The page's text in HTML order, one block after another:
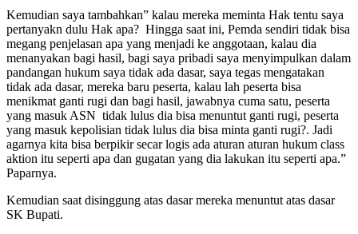
Kemudian saya tambahkan” kalau mereka meminta Hak tentu saya
pertanyakn dulu Hak apa? Hingga saat ini, Pemda sendiri tidak bisa
megang penjelasan apa yang menjadi ke anggotaan, kalau dia
menanyakan bagi hasil, bagi saya pribadi saya menyimpulkan dalam
pandangan hukum saya tidak ada dasar, saya tegas mengatakan
tidak ada dasar, mereka baru peserta, kalau lah peserta bisa
menikmat ganti rugi dan bagi hasil, jawabnya cuma satu, peserta
yang masuk ASN tidak lulus dia bisa menuntut ganti rugi, peserta
yang masuk kepolisian tidak lulus dia bisa minta ganti rugi?. Jadi
agarnya kita bisa berpikir secar logis ada aturan aturan hukum class
aktion itu seperti apa dan gugatan yang dia lakukan itu seperti apa.”
Paparnya.
Kemudian saat disinggung atas dasar mereka menuntut atas dasar
SK Bupati.